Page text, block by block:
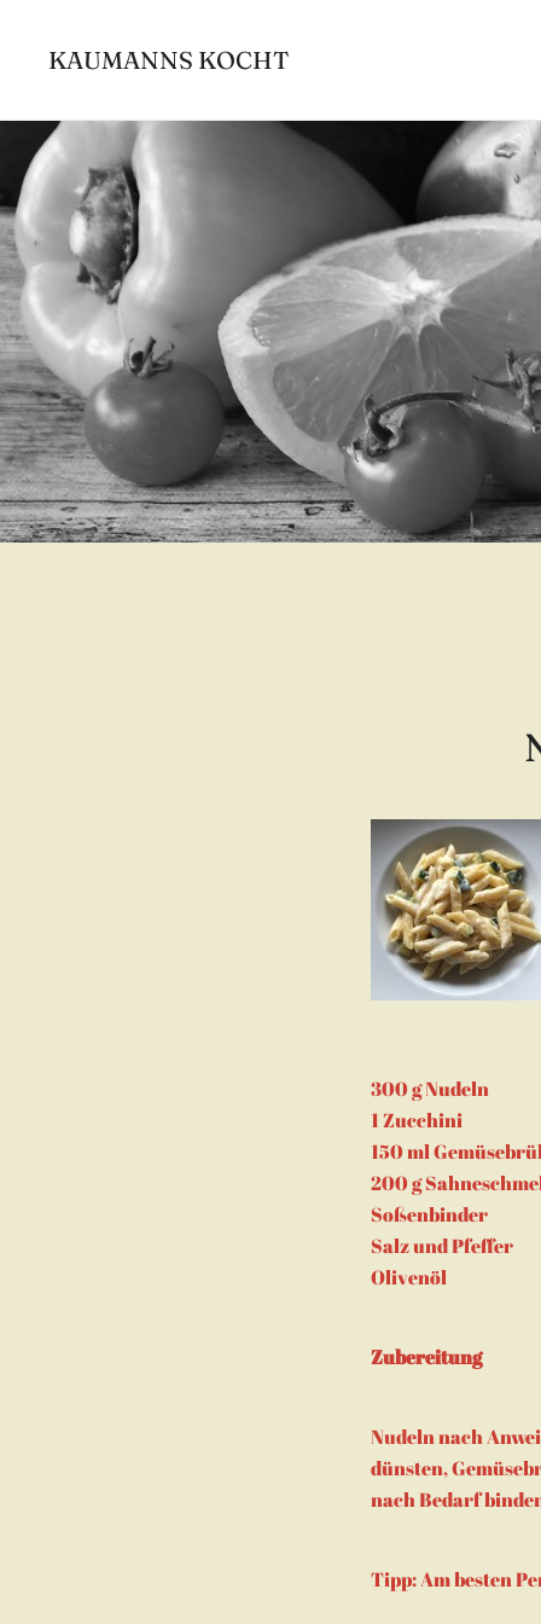
Inhalt
springen
KAUMANNS KOCHT
300 g Nudeln
1 Zucchini
150 ml
200 g
Soßenbinder
Salz und Pfeffer
Olivenöl
Zubereitung
Nudeln nach
dünsten,
nach Bedarf
Tipp: Am besten